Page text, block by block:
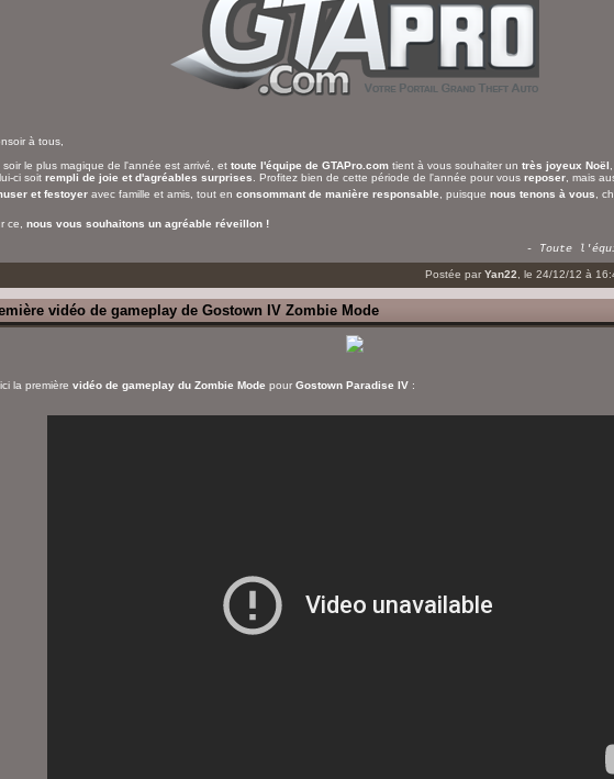
à tous,
soir le plus magique de l'année est arrivé, et toute l'équipe de GTAPro.comtient à vous souhaiter un très joyeux Noël
ci soit rempli de joie et d'agréables surprises . Profitez bien de cette période de l'année pour vous reposer, mais
et festoyeravec famille et amis, tout en consommant de manière responsable , puisque nous tenons à vous ,
ce, nous vous souhaitons un agréable réveillon !
- Toute
Postée par Yan22 , le 24/12/12 à
vidéo de gameplay de Gostown IV Zombie Mode
la première vidéo de gameplay du Zombie Mode pour Gostown Paradise IV: